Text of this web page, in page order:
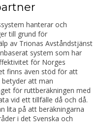
hanterar och
till grund för
av Trionas Avståndstjänst
system som har
för Norges
finns även stöd för att
att man
för ruttberäkningen med
vid ett tillfälle då och då.
lita på att beräkningarna
i det Svenska och